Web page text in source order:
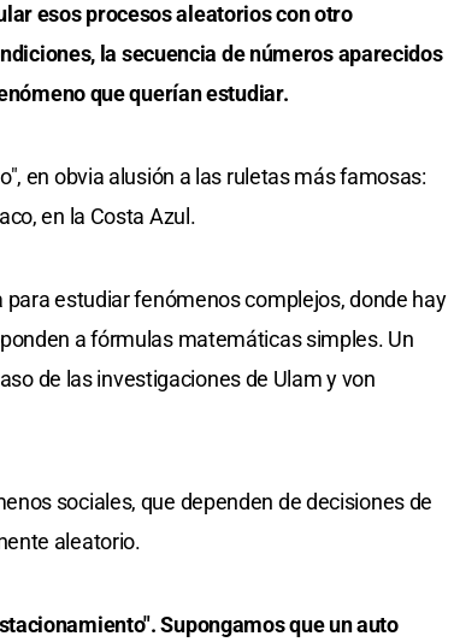
esos procesos aleatorios con otro
la secuencia de números aparecidos
que querían estudiar.
en obvia alusión a las ruletas más famosas:
en la Costa Azul.
estudiar fenómenos complejos, donde hay
a fórmulas matemáticas simples. Un
de las investigaciones de Ulam y von
sociales, que dependen de decisiones de
aleatorio.
Supongamos que un auto